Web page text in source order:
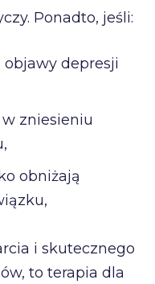
Ponadto, jeśli:
depresji
zniesieniu
obniżają
i skutecznego
to terapia dla